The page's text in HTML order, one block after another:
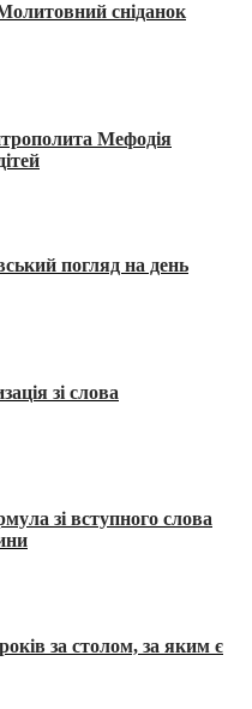
сніданок
Мефодія
погляд на день
зі слова
зі вступного слова
за столом, за яким є